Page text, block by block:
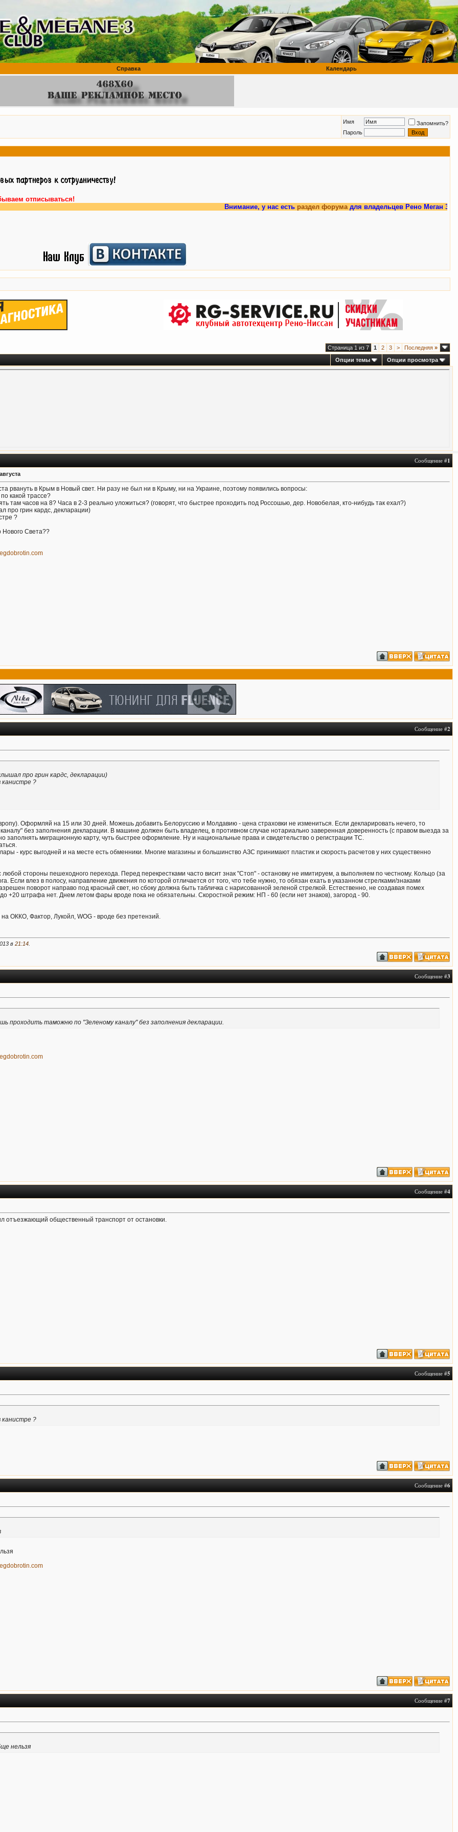
Справка Календарь
Имя
Запомнить?
Пароль
отписываться!
Внимание, у нас есть раздел форумадля владельцев Рено Меган 3.
Страница 1 из 7 1 2 3 > Последняя »
Опции темы
Опции просмотра
Сообщение #1
рвануть в Крым в Новый свет. Ни разу не был ни в Крыму, ни на Украине, поэтому появились вопросы:
какой трассе?
там часов на 8? Часа в 2-3 реально уложиться? (говорят, что быстрее проходить под Россошью, дер. Новобелая, кто-нибудь так ехал?)
про грин кардс, декларации)
?
Нового Света??
Сообщение #2
про грин кардс, декларации)
канистре ?
Оформляй на 15 или 30 дней. Можешь добавить Белоруссию и Молдавию - цена страховки не измениться. Если декларировать нечего, то
без заполнения декларации. В машине должен быть владелец, в противном случае нотариально заверенная доверенность (с правом выезда за
заполнять миграционную карту, чуть быстрее оформление. Ну и национальные права и свидетельство о регистрации ТС.
- курс выгодней и на месте есть обменники. Многие магазины и большинство АЗС принимают пластик и скорость расчетов у них существенно
стороны пешеходного перехода. Перед перекрестками часто висит знак "Стоп" - остановку не имитируем, а выполняем по честному. Кольцо (за
Если влез в полосу, направление движения по которой отличается от того, что тебе нужно, то обязан ехать в указанном стрелками/знаками
поворот направо под красный свет, но сбоку должна быть табличка с нарисованной зеленой стрелкой. Естественно, не создавая помех
+20 штрафа нет. Днем летом фары вроде пока не обязательны. Скоростной режим: НП - 60 (если нет знаков), загород - 90.
ОККО, Фактор, Лукойл, WOG - вроде без претензий.
в 21:14
Сообщение #3
проходить таможню по "Зеленому каналу" без заполнения декларации.
Сообщение #4
отъезжающий общественный транспорт от остановки.
Сообщение #5
канистре ?
Сообщение #6
Сообщение #7
нельзя